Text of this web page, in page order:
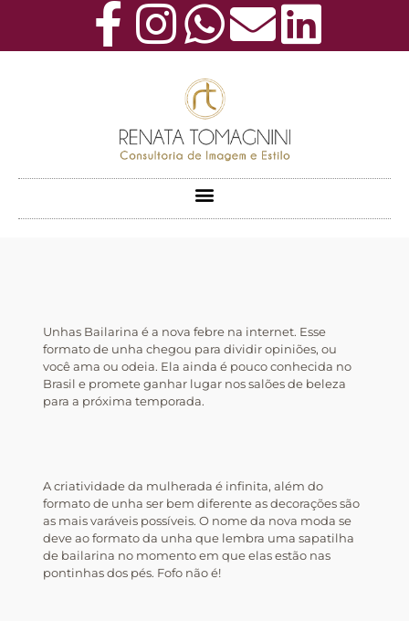
Unhas Bailarina é a nova febre na internet. Esse
formato de unha chegou para dividir opiniões, ou
você ama ou odeia. Ela ainda é pouco conhecida no
Brasil e promete ganhar lugar nos salões de beleza
para a próxima temporada.
A criatividade da mulherada é infinita, além do
formato de unha ser bem diferente as decorações são
as mais varáveis possíveis. O nome da nova moda se
deve ao formato da unha que lembra uma sapatilha
de bailarina no momento em que elas estão nas
pontinhas dos pés. Fofo não é!